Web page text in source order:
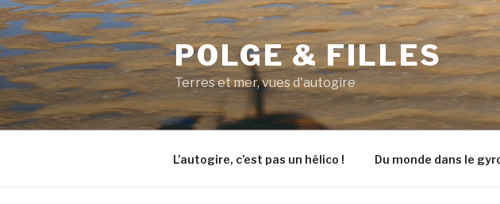
Aller
au
contenu
principal
POLGE & FILLES
Terres et mer, vues d'autogire
L’autogire, c’est pas un hélico ! Du monde dans le